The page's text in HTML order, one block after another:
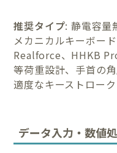
推奨タイプ: 静電容量
メカニカルキーボード
Realforce、HHKB
等荷重設計、手首の
適度なキーストローク
データ入力・数値